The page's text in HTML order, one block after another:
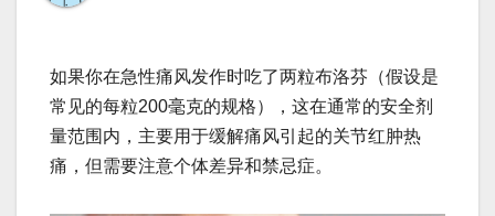
如果你在急性痛风发作时吃了两粒布洛芬（假设是
常见的每粒200毫克的规格），这在通常的安全剂
量范围内，主要用于缓解痛风引起的关节红肿热
痛，但需要注意个体差异和禁忌症。